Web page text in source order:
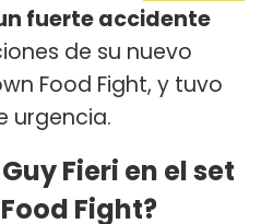
fuerte accidente
de su nuevo
Food Fight, y tuvo
urgencia.
Fieri en el set
Fight?